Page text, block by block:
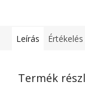
Leírás Értékelés
Termék